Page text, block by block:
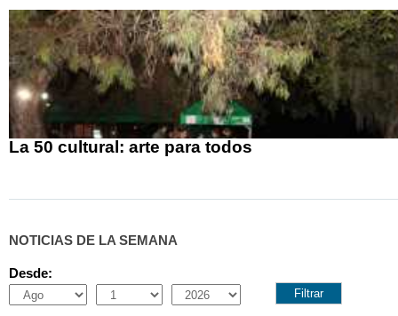
La 50 cultural: arte para todos
NOTICIAS DE LA SEMANA
Desde:
Month
Day Year